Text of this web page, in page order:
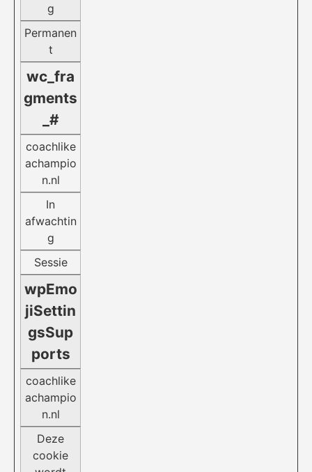
g
Permanen
t
wc_fra
gments
_#
coachlike
achampio
n.nl
In
afwachtin
g
Sessie
wpEmo
jiSettin
gsSup
ports
coachlike
achampio
n.nl
Deze
cookie